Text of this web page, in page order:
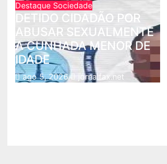
Destaque Sociedade
DETIDO CIDADÃO POR
ABUSAR SEXUALMENTE
A CUNHADA MENOR DE
IDADE
ago 5, 2026 jornalfax.net